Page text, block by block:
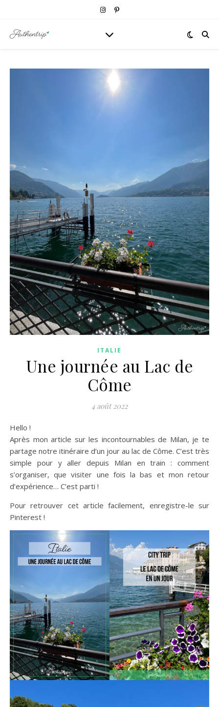
ITALIE
Une journée au Lac de
Côme
4 août 2022
Hello !
Après mon article sur les incontournables de Milan, je te
partage notre itinéraire d’un jour au lac de Côme. C’est très
simple pour y aller depuis Milan en train : comment
s’organiser, que visiter une fois la bas et mon retour
d’expérience… C’est parti !
Pour retrouver cet article facilement, enregistre-le sur
Pinterest !